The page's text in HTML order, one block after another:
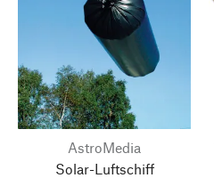
AstroMedia
Solar-Luftschiff